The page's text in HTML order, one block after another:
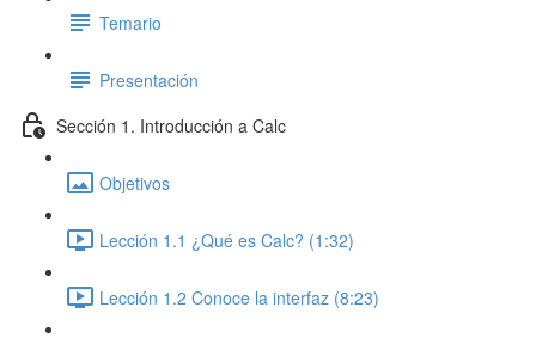
Temario
Presentación
Sección 1. Introducción a Calc
Objetivos
Lección 1.1 ¿Qué es Calc? (1:32)
Lección 1.2 Conoce la interfaz (8:23)